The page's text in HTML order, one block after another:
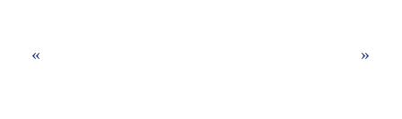
« »